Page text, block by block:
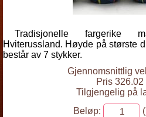
Tradisjonelle fargerike
Hviterussland. Høyde på største
består av 7 stykker.
Gjennomsnittlig
Pris 326.02
Tilgjengelig på
Beløp: